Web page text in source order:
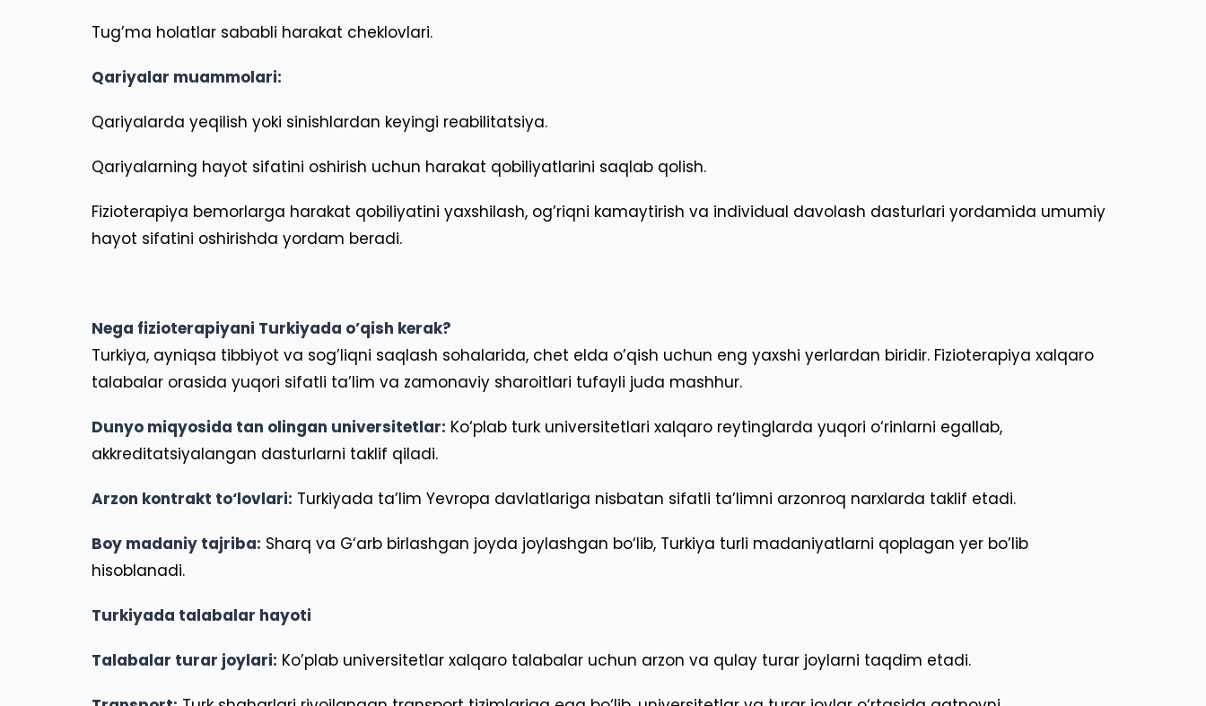
Tug’ma holatlar sababli harakat cheklovlari.
Qariyalar muammolari:
Qariyalarda yeqilish yoki sinishlardan keyingi reabilitatsiya.
Qariyalarning hayot sifatini oshirish uchun harakat qobiliyatlarini saqlab qolish.
Fizioterapiya bemorlarga harakat qobiliyatini yaxshilash, og’riqni kamaytirish va individual davolash dasturlari yordamida umumiy
hayot sifatini oshirishda yordam beradi.
Nega fizioterapiyani Turkiyada o’qish kerak?
Turkiya, ayniqsa tibbiyot va sog’liqni saqlash sohalarida, chet elda o’qish uchun eng yaxshi yerlardan biridir. Fizioterapiya xalqaro
talabalar orasida yuqori sifatli ta’lim va zamonaviy sharoitlari tufayli juda mashhur.
Dunyo miqyosida tan olingan universitetlar: Ko‘plab turk universitetlari xalqaro reytinglarda yuqori o‘rinlarni egallab,
akkreditatsiyalangan dasturlarni taklif qiladi.
Arzon kontrakt to‘lovlari: Turkiyada ta’lim Yevropa davlatlariga nisbatan sifatli ta’limni arzonroq narxlarda taklif etadi.
Boy madaniy tajriba: Sharq va G‘arb birlashgan joyda joylashgan bo‘lib, Turkiya turli madaniyatlarni qoplagan yer bo’lib
hisoblanadi.
Turkiyada talabalar hayoti
Talabalar turar joylari: Ko’plab universitetlar xalqaro talabalar uchun arzon va qulay turar joylarni taqdim etadi.